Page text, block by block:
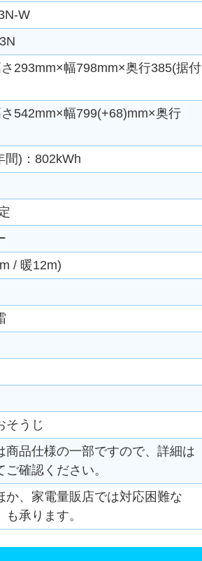
W
293mm×幅798mm×奥行385(据付
542mm×幅799(+68)mm×奥行
間)：802kWh
/ 暖12m)
そうじ
品仕様の一部ですので、詳細は
確認ください。
、家電量販店では対応困難な
も承ります。